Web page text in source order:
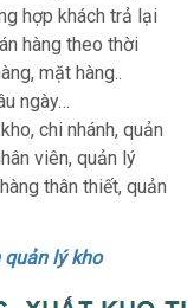
hợp khách trả lại
hàng theo thời
mặt hàng..
ngày…
chi nhánh, quản
viên, quản lý
thân thiết, quản
quản lý kho